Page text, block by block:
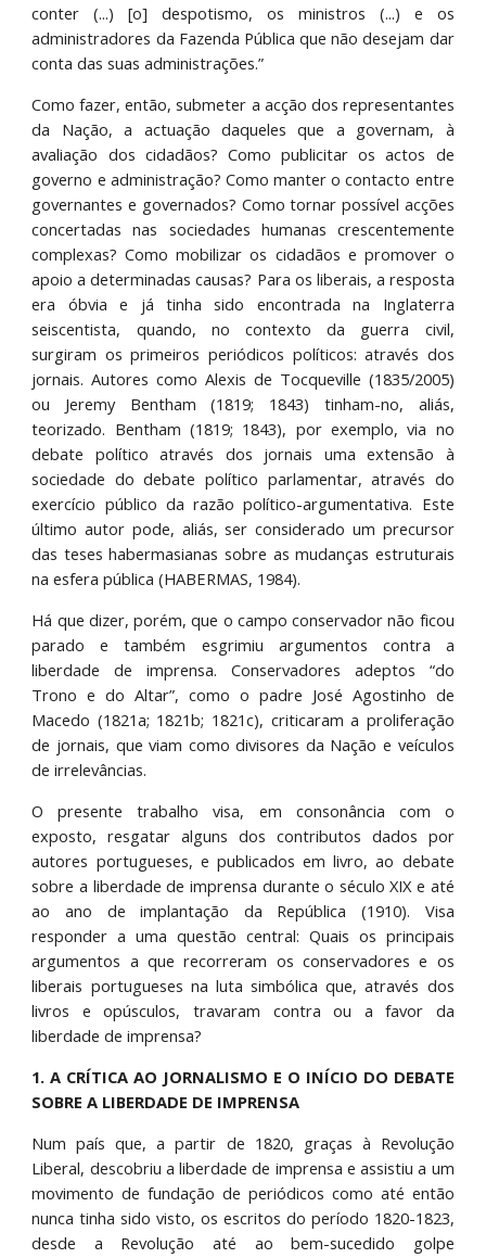
conter (...) [o] despotismo, os ministros (...) e os
administradores da Fazenda Pública que não desejam dar
conta das suas administrações.”
Como fazer, então, submeter a acção dos representantes
da Nação, a actuação daqueles que a governam, à
avaliação dos cidadãos? Como publicitar os actos de
governo e administração? Como manter o contacto entre
governantes e governados? Como tornar possível acções
concertadas nas sociedades humanas crescentemente
complexas? Como mobilizar os cidadãos e promover o
apoio a determinadas causas? Para os liberais, a resposta
era óbvia e já tinha sido encontrada na Inglaterra
seiscentista, quando, no contexto da guerra civil,
surgiram os primeiros periódicos políticos: através dos
jornais. Autores como Alexis de Tocqueville (1835/2005)
ou Jeremy Bentham (1819; 1843) tinham-no, aliás,
teorizado. Bentham (1819; 1843), por exemplo, via no
debate político através dos jornais uma extensão à
sociedade do debate político parlamentar, através do
exercício público da razão político-argumentativa. Este
último autor pode, aliás, ser considerado um precursor
das teses habermasianas sobre as mudanças estruturais
na esfera pública (HABERMAS, 1984).
Há que dizer, porém, que o campo conservador não ficou
parado e também esgrimiu argumentos contra a
liberdade de imprensa. Conservadores adeptos “do
Trono e do Altar”, como o padre José Agostinho de
Macedo (1821a; 1821b; 1821c), criticaram a proliferação
de jornais, que viam como divisores da Nação e veículos
de irrelevâncias.
O presente trabalho visa, em consonância com o
exposto, resgatar alguns dos contributos dados por
autores portugueses, e publicados em livro, ao debate
sobre a liberdade de imprensa durante o século XIX e até
ao ano de implantação da República (1910). Visa
responder a uma questão central: Quais os principais
argumentos a que recorreram os conservadores e os
liberais portugueses na luta simbólica que, através dos
livros e opúsculos, travaram contra ou a favor da
liberdade de imprensa?
1. A CRÍTICA AO JORNALISMO E O INÍCIO DO DEBATE
SOBRE A LIBERDADE DE IMPRENSA
Num país que, a partir de 1820, graças à Revolução
Liberal, descobriu a liberdade de imprensa e assistiu a um
movimento de fundação de periódicos como até então
nunca tinha sido visto, os escritos do período 1820-1823,
desde a Revolução até ao bem-sucedido golpe